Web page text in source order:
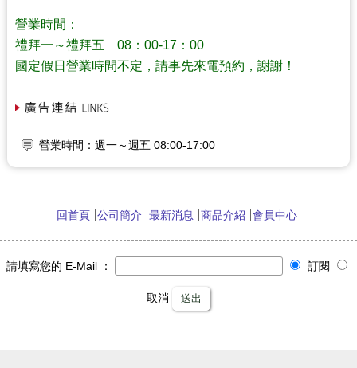
營業時間：
禮拜一～禮拜五 08：00-17：00
國定假日營業時間不定，請事先來電預約，謝謝！
營業時間：週一～週五 08:00-17:00
回首頁 公司簡介 最新消息 商品介紹 會員中心
請填寫您的 E-Mail ： 訂閱
取消 送出